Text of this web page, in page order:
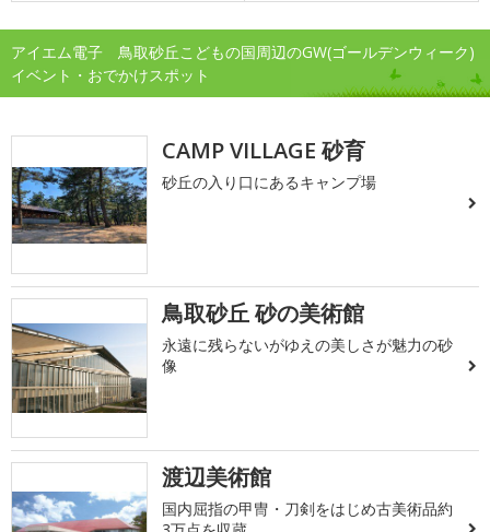
アイエム電子 鳥取砂丘こどもの国周辺のGW(ゴールデンウィーク)
イベント・おでかけスポット
CAMP VILLAGE 砂育
砂丘の入り口にあるキャンプ場
鳥取砂丘 砂の美術館
永遠に残らないがゆえの美しさが魅力の砂
像
渡辺美術館
国内屈指の甲冑・刀剣をはじめ古美術品約